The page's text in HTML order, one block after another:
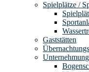
Spielplätze /
Gaststätten